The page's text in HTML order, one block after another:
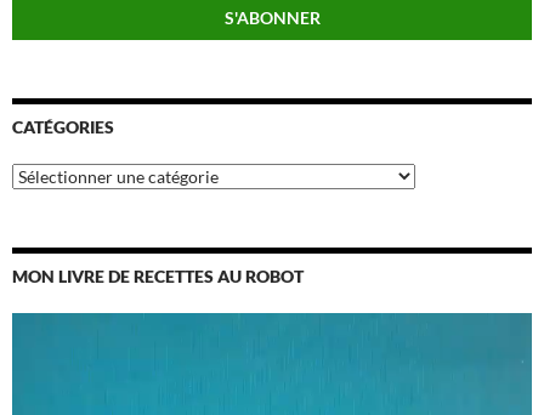
CATÉGORIES
Catégories
MON LIVRE DE RECETTES AU ROBOT